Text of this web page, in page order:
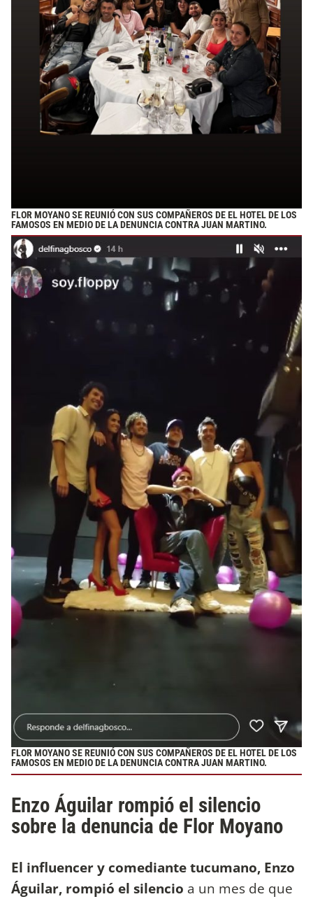
FLOR MOYANO SE REUNIÓ CON SUS COMPAÑEROS DE EL HOTEL DE LOS
FAMOSOS EN MEDIO DE LA DENUNCIA CONTRA JUAN MARTINO.
FLOR MOYANO SE REUNIÓ CON SUS COMPAÑEROS DE EL HOTEL DE LOS
FAMOSOS EN MEDIO DE LA DENUNCIA CONTRA JUAN MARTINO.
Enzo Águilar rompió el silencio
sobre la denuncia de Flor Moyano
El influencer y comediante tucumano, Enzo
Águilar, rompió el silencio a un mes de que